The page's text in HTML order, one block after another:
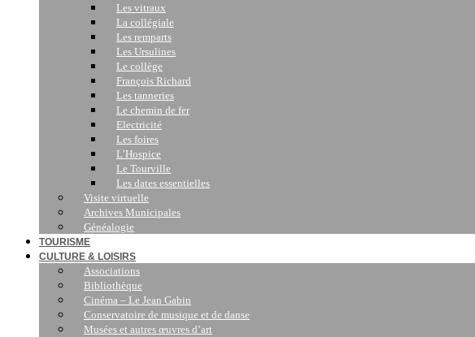
Les vitraux
La collégiale
Les remparts
Les Ursulines
Le collège
François Richard
Les tanneries
Le chemin de fer
Electricité
Les foires
L’Hospice
Le Tourville
Les dates essentielles
Visite virtuelle
Archives Municipales
Généalogie
TOURISME
CULTURE & LOISIRS
Associations
Bibliothèque
Cinéma – Le Jean Gabin
Conservatoire de musique et de danse
Musées et autres œuvres d’art